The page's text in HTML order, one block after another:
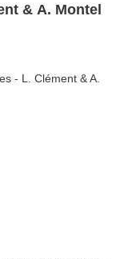
& A. Montel